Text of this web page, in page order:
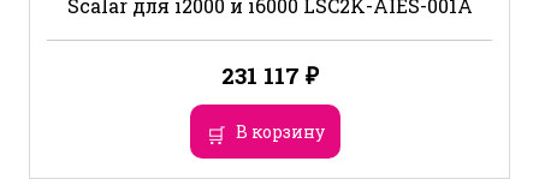
Scalar для i2000 и i6000 LSC2K-AIES-001A
231 117 ₽
В корзину